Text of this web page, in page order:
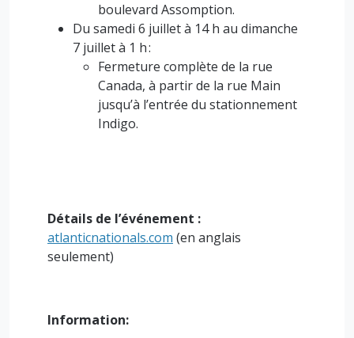
boulevard Assomption.
Du samedi 6 juillet à 14 h au dimanche
7 juillet à 1 h :
Fermeture complète de la rue
Canada, à partir de la rue Main
jusqu’à l’entrée du stationnement
Indigo.
Détails de l’événement :
atlanticnationals.com (en anglais
seulement)
Information: